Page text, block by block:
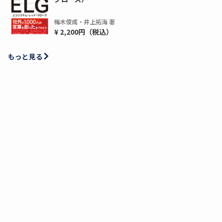
梅木俊成・井上拓海 著
¥ 2,200円（税込）
もっと見る